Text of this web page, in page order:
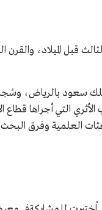
قبل الميلاد،
التي أجراها قطاع
العلمية وفرق